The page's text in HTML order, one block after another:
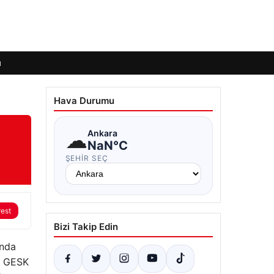
Hava Durumu
☁Ankara
NaN°C
ŞEHIR SEÇ
Bizi Takip Edin